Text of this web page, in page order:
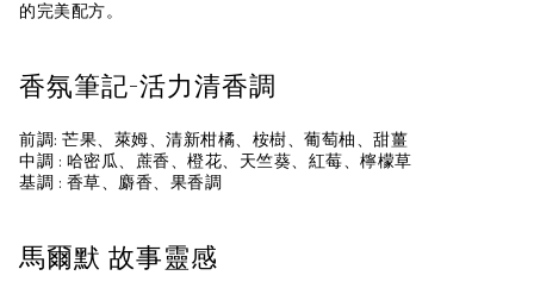
的完美配方。
香氛筆記-活力清香調
前調: 芒果、萊姆、清新柑橘、桉樹、葡萄柚、甜薑
中調 : 哈密瓜、蔗香、橙花、天竺葵、紅莓、檸檬草
基調 : 香草、麝香、果香調
馬爾默 故事靈感